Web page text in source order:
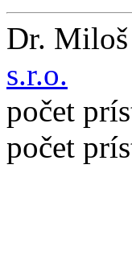
Dr.
s.r.o.
počet
počet